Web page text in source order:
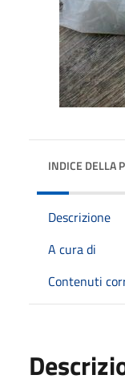
INDICE DELLA
Descrizione
A cura di
Contenuti